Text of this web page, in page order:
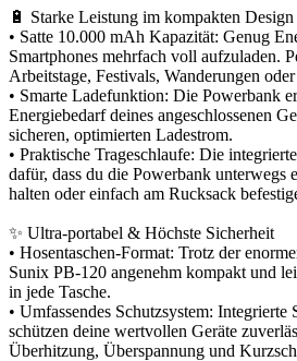
🔋 Starke Leistung im kompakten Design
• Satte 10.000 mAh Kapazität: Genug
Smartphones mehrfach voll aufzuladen.
Arbeitstage, Festivals, Wanderungen
• Smarte Ladefunktion: Die Powerbank
Energiebedarf deines angeschlossenen
sicheren, optimierten Ladestrom.
• Praktische Trageschlaufe: Die
dafür, dass du die Powerbank unterwegs
halten oder einfach am Rucksack
✨ Ultra-portabel & Höchste Sicherheit
• Hosentaschen-Format: Trotz der
Sunix PB-120 angenehm kompakt und
in jede Tasche.
• Umfassendes Schutzsystem: Integrierte
schützen deine wertvollen Geräte
Überhitzung, Überspannung und